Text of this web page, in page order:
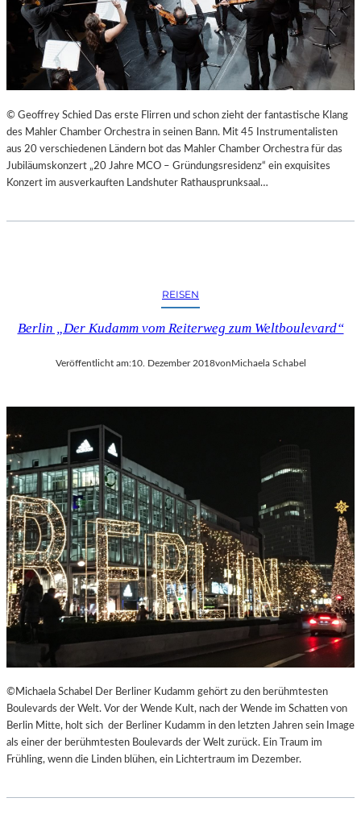
© Geoffrey Schied Das erste Flirren und schon zieht der fantastische Klang
des Mahler Chamber Orchestra in seinen Bann. Mit 45 Instrumentalisten
aus 20 verschiedenen Ländern bot das Mahler Chamber Orchestra für das
Jubiläumskonzert „20 Jahre MCO – Gründungsresidenz“ ein exquisites
Konzert im ausverkauften Landshuter Rathausprunksaal…
REISEN
Berlin „Der Kudamm vom Reiterweg zum Weltboulevard“
Veröffentlicht am:10. Dezember 2018vonMichaela Schabel
©Michaela Schabel Der Berliner Kudamm gehört zu den berühmtesten
Boulevards der Welt. Vor der Wende Kult, nach der Wende im Schatten von
Berlin Mitte, holt sich der Berliner Kudamm in den letzten Jahren sein Image
als einer der berühmtesten Boulevards der Welt zurück. Ein Traum im
Frühling, wenn die Linden blühen, ein Lichtertraum im Dezember.